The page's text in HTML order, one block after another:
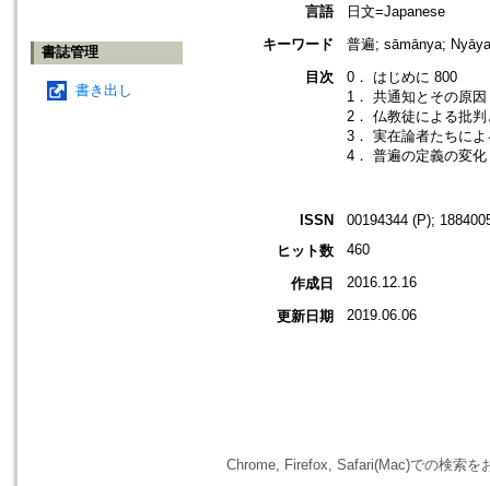
書誌管理
書き出し
言語
日文=Japanese
キーワード
普遍; sāmānya;
目次
0． はじめに 800
1． 共通知とその原因
2． 仏教徒による批
3． 実在論者たちに
4． 普遍の定義の変化
ISSN
00194344 (P);
ヒット数
460
作成日 2016.12.16
更新日期 2019.06.06
Chrome, Firefox, Safari(Mac)での検索を